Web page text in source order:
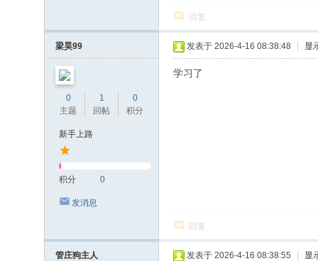
回复
梁昊99
0
主题
1
回帖
0
积分
新手上路
积分 0
发消息
发表于 2026-4-16 08:38:48 显
学习了
回复
管庄狗主人 发表于 2026-4-16 08:38:55 显